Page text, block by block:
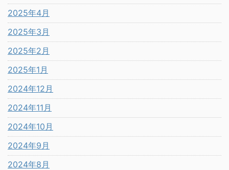
2025年4月
2025年3月
2025年2月
2025年1月
2024年12月
2024年11月
2024年10月
2024年9月
2024年8月